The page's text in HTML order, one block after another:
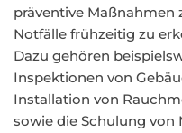
präventive Maßnahmen
Notfälle frühzeitig zu
Dazu gehören
Inspektionen von
Installation von
sowie die Schulung von